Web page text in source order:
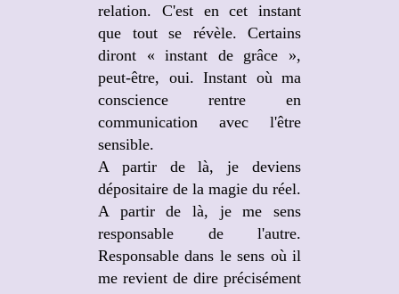
relation. C'est en cet instant
que tout se révèle. Certains
diront « instant de grâce »,
peut-être, oui. Instant où ma
conscience rentre en
communication avec l'être
sensible.
A partir de là, je deviens
dépositaire de la magie du réel.
A partir de là, je me sens
responsable de l'autre.
Responsable dans le sens où il
me revient de dire précisément